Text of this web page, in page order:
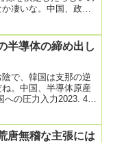
凄いな。中国、政府
半導体の締め出し
で、韓国は支那の逆
。中国、半導体原産
の圧力入力2023. 4.
唐無稽な主張には